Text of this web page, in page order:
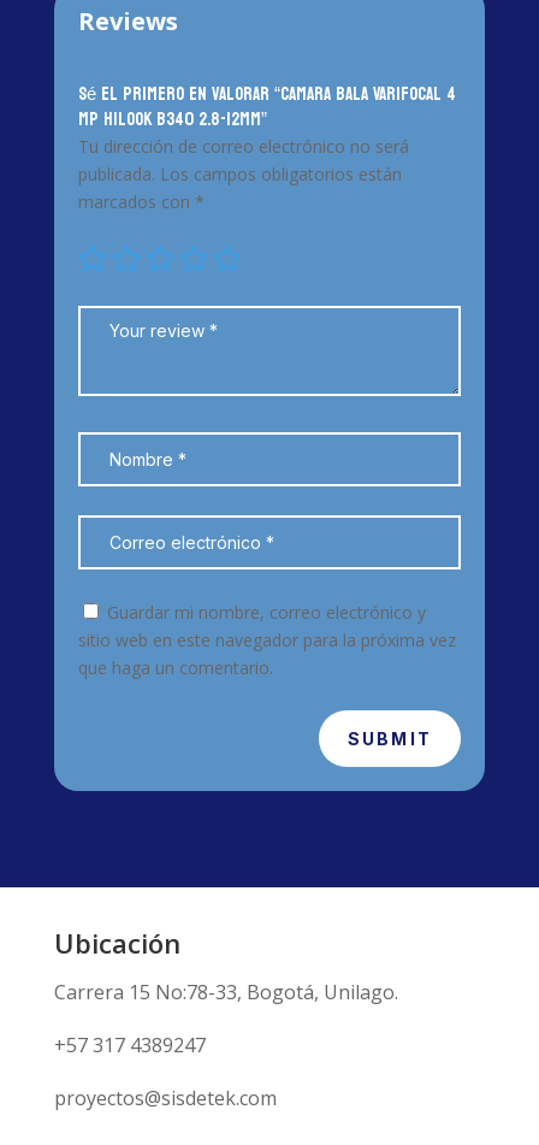
Reviews
Sé el primero en valorar “CAMARA BALA VARIFOCAL 4
MP HILOOK B340 2.8-12MM”
Tu dirección de correo electrónico no será
publicada. Los campos obligatorios están
marcados con *
Guardar mi nombre, correo electrónico y
sitio web en este navegador para la próxima vez
que haga un comentario.
SUBMIT
Ubicación
Carrera 15 No:78-33, Bogotá, Unilago.
+57 317 4389247
proyectos@sisdetek.com